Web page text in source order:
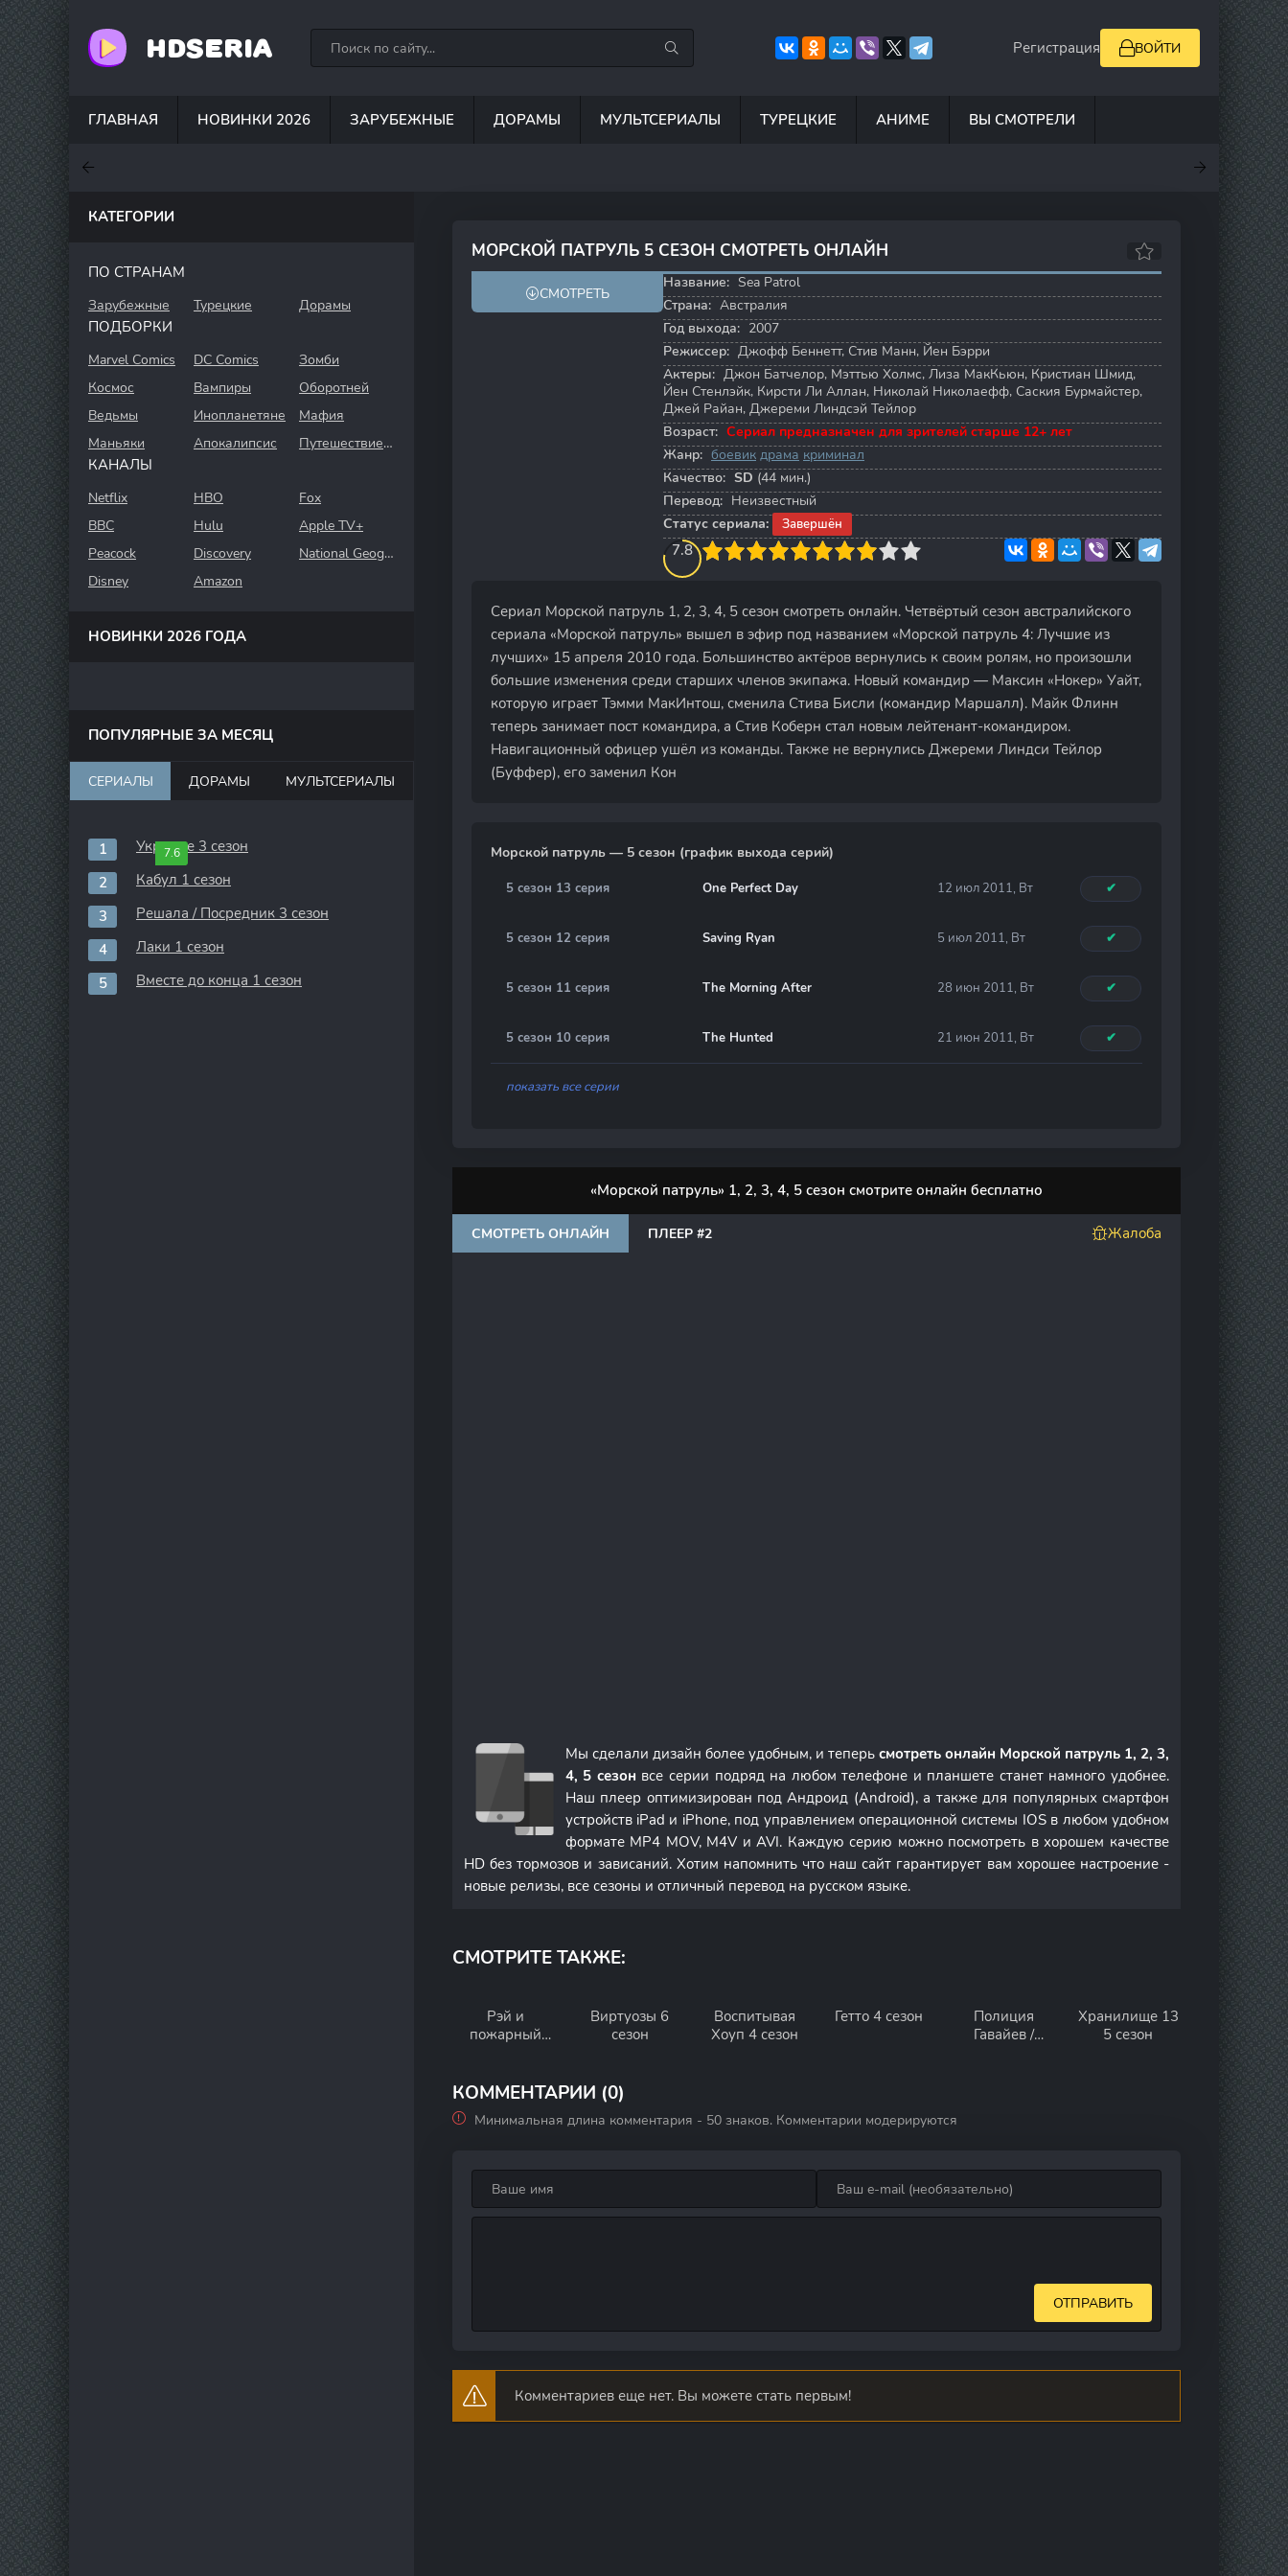
HDSERIA Регистрация ВОЙТИ
ГЛАВНАЯ НОВИНКИ 2026 ЗАРУБЕЖНЫЕ ДОРАМЫ МУЛЬТСЕРИАЛЫ ТУРЕЦКИЕ АНИМЕ ВЫ СМОТРЕЛИ
0
МОРСКОЙ ПАТРУЛЬ 5 СЕЗОН СМОТРЕТЬ ОНЛАЙН
7.9 7.5
СМОТРЕТЬ
Название: Sea Patrol
Страна: Австралия
Год выхода: 2007
Режиссер: Джофф Беннетт, Стив Манн, Йен Бэрри
Актеры: Джон Батчелор, Мэттью Холмс, Лиза МакКьюн, Кристиан Шмид,
Йен Стенлэйк, Кирсти Ли Аллан, Николай Николаефф, Саския Бурмайстер,
Джей Райан, Джереми Линдсэй Тейлор
Возраст: Сериал предназначен для зрителей старше 12+ лет
Жанр: боевик драма криминал
Качество: SD (44 мин.)
Перевод: Неизвестный
Статус сериала:
Завершён
7.8
4 5 6 7 8 9 10
Сериал Морской патруль 1, 2, 3, 4, 5 сезон смотреть онлайн. Четвёртый сезон австралийского
сериала «Морской патруль» вышел в эфир под названием «Морской патруль 4: Лучшие из
лучших» 15 апреля 2010 года. Большинство актёров вернулись к своим ролям, но произошли
большие изменения среди старших членов экипажа. Новый командир — Максин «Нокер» Уайт,
которую играет Тэмми МакИнтош, сменила Стива Бисли (командир Маршалл). Майк Флинн
теперь занимает пост командира, а Стив Коберн стал новым лейтенант-командиром.
Навигационный офицер ушёл из команды. Также не вернулись Джереми Линдси Тейлор
(Буффер), его заменил Кон
Морской патруль — 5 сезон (график выхода серий)
5 сезон 13 серия One Perfect Day 12 июл 2011, Вт ✔
5 сезон 12 серия Saving Ryan 5 июл 2011, Вт ✔
5 сезон 11 серия The Morning After 28 июн 2011, Вт ✔
5 сезон 10 серия The Hunted 21 июн 2011, Вт ✔
показать все серии
«Морской патруль» 1, 2, 3, 4, 5 сезон смотрите онлайн бесплатно
СМОТРЕТЬ ОНЛАЙН ПЛЕЕР #2 Жалоба
Мы сделали дизайн более удобным, и теперь смотреть онлайн Морской патруль 1, 2, 3,
4, 5 сезон все серии подряд на любом телефоне и планшете станет намного удобнее.
Наш плеер оптимизирован под Андроид (Android), а также для популярных смартфон
устройств iPad и iPhone, под управлением операционной системы IOS в любом удобном
формате MP4 MOV, M4V и AVI. Каждую серию можно посмотреть в хорошем качестве
HD без тормозов и зависаний. Хотим напомнить что наш сайт гарантирует вам хорошее настроение -
новые релизы, все сезоны и отличный перевод на русском языке.
СМОТРИТЕ ТАКЖЕ:
Рэй и
пожарный
Виртуозы 6
сезон
Воспитывая
Хоуп 4 сезон
Гетто 4 сезон
Полиция
Гавайев /
Хранилище 13
5 сезон
КОММЕНТАРИИ (0)
Минимальная длина комментария - 50 знаков. Комментарии модерируются
ОТПРАВИТЬ
Комментариев еще нет. Вы можете стать первым!
КАТЕГОРИИ
ПО СТРАНАМ
Зарубежные Турецкие Дорамы
ПОДБОРКИ
Marvel Comics DC Comics
Зомби
Космос
Вампиры
Оборотней
Ведьмы
Инопланетяне
Мафия
Маньяки
Апокалипсис Путешествие во времени
КАНАЛЫ
Netflix HBO
Fox
BBC
Hulu
Apple TV+
Peacock
Discovery
National Geographic
Disney
Amazon
НОВИНКИ 2026 ГОДА
ПОПУЛЯРНЫЕ ЗА МЕСЯЦ
СЕРИАЛЫ ДОРАМЫ МУЛЬТСЕРИАЛЫ
7.6
Укрытие 3 сезон
Кабул 1 сезон
Решала / Посредник 3 сезон
Лаки 1 сезон
Вместе до конца 1 сезон